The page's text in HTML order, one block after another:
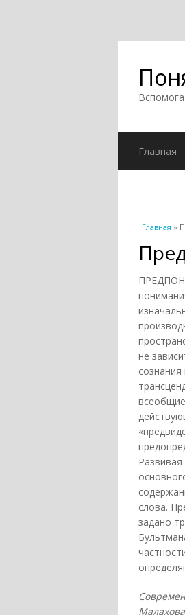
Главная
Вы здесь
Главная »
не
слова.
задано